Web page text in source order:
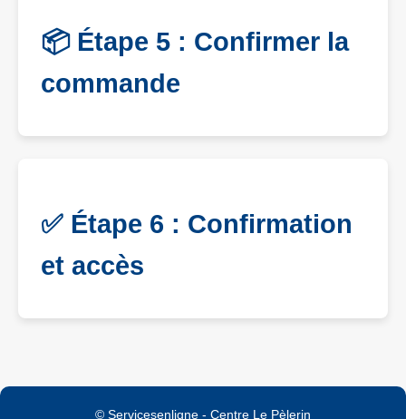
📦 Étape 5 : Confirmer la
commande
✅ Étape 6 : Confirmation
et accès
© Servicesenligne - Centre Le Pèlerin